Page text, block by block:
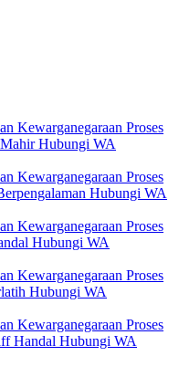
Kewarganegaraan Proses
Hubungi WA
Kewarganegaraan Proses
Hubungi WA
Kewarganegaraan Proses
Hubungi WA
Kewarganegaraan Proses
Hubungi WA
Kewarganegaraan Proses
Handal Hubungi WA